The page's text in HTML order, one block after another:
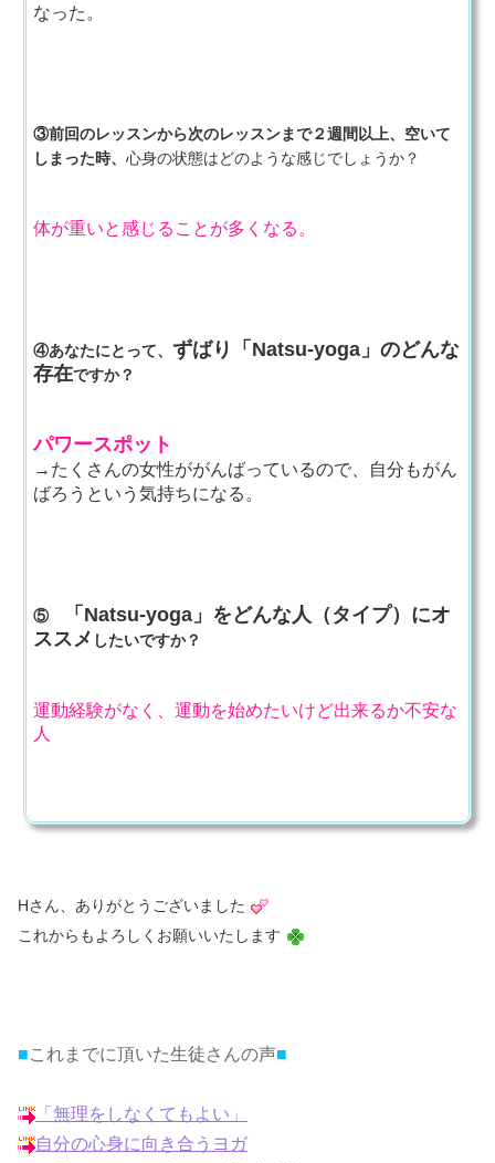
なった。
③前回のレッスンから次のレッスンまで２週間以上、空いて
しまった時、 心身の状態はどのような感じでしょうか？
体が重いと感じることが多くなる。
④あなたにとって、 ずばり「Natsu-yoga」のどんな
存在ですか？
パワースポット
→たくさんの女性ががんばっているので、自分もがん
ばろうという気持ちになる。
⑤
「Natsu-yoga」をどんな人（タイプ）にオ
ススメ したいですか？
運動経験がなく、運動を始めたいけど出来るか不安な
人
Hさん、ありがとうございました
これからもよろしくお願いいたします
■これまでに頂いた生徒さんの声■
「無理をしなくてもよい」
自分の心身に向き合うヨガ